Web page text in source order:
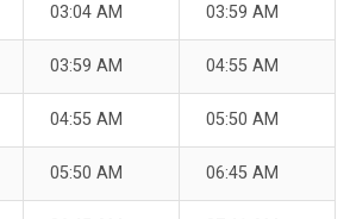
03:04 AM 03:59 AM
03:59 AM 04:55 AM
04:55 AM 05:50 AM
05:50 AM 06:45 AM